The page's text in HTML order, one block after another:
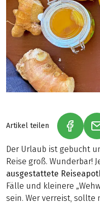
Artikel teilen (LINK
Der Urlaub ist gebucht
Reise groß. Wunderbar!
ausgestattete
Fälle und kleinere
sein. Wer verreist, sollte